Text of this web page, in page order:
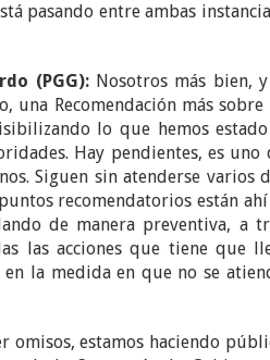
pasando entre ambas
(PGG): Nosotros más bien,
una Recomendación más
lo que hemos
Hay pendientes, es uno
Siguen sin atenderse varios
recomendatorios están
de manera preventiva, a
las acciones que tiene que
en la medida en que no se
omisos, estamos haciendo